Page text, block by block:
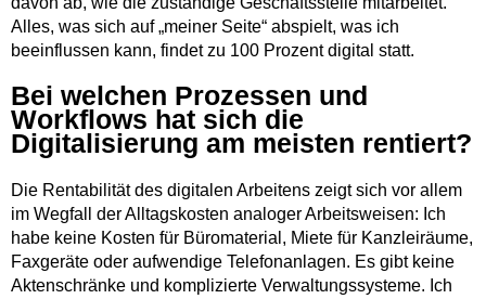
Alles, was sich auf „meiner Seite“ abspielt, was ich
beeinflussen kann, findet zu 100 Prozent digital statt.
Bei welchen Prozessen und
Workflows hat sich die
Digitalisierung am meisten rentiert?
Die Rentabilität des digitalen Arbeitens zeigt sich vor allem
im Wegfall der Alltagskosten analoger Arbeitsweisen: Ich
habe keine Kosten für Büromaterial, Miete für Kanzleiräume,
Faxgeräte oder aufwendige Telefonanlagen. Es gibt keine
Aktenschränke und komplizierte Verwaltungssysteme. Ich